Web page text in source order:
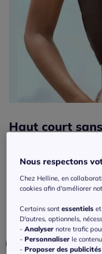
Haut court
Réf : 442.045.014
Choisir une couleur :
Nous respectons
Chez Helline, en
cookies afin d'améliorer
Certains sontessentiels
D'autres, optionnels,
-Analyser notre trafic
-Personnaliser le
-Proposer des